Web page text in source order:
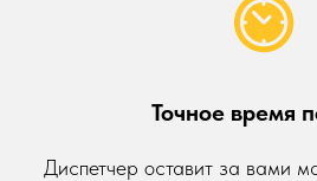
Точное время
Диспетчер оставит за вами